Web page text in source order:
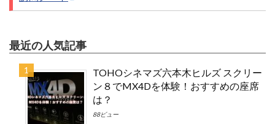
最近の人気記事
TOHOシネマズ六本木ヒルズ スクリー
ン８でMX4Dを体験！おすすめの座席
は？
88ビュー